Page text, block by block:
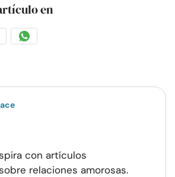
en
CompartirCompartir
con artículos
relaciones amorosas.